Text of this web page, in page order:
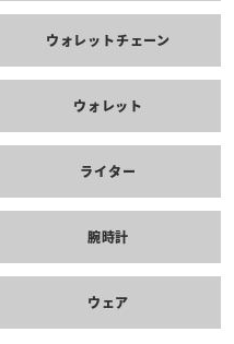
ウォレットチェーン
ウォレット
ライター
腕時計
ウェア